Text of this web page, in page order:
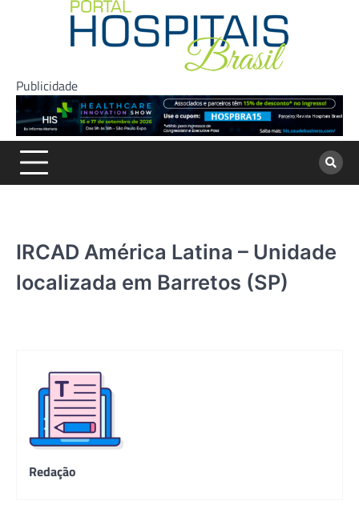
Publicidade
IRCAD América Latina – Unidade
localizada em Barretos (SP)
Redação